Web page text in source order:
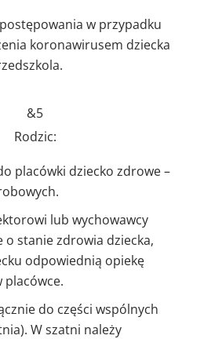
w przypadku
koronawirusem dziecka
&5
Rodzic:
placówki dziecko zdrowe –
lub wychowawcy
stanie zdrowia dziecka,
odpowiednią opiekę
placówce.
do części wspólnych
W szatni należy